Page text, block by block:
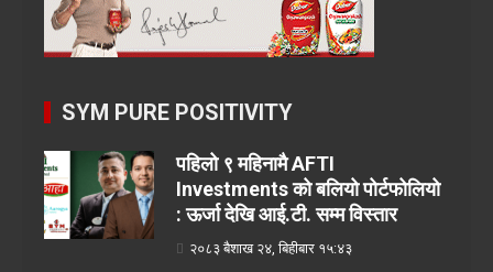
SYM PURE POSITIVITY
पहिलो ९ महिनामै AFTI
Investments को बलियो पोर्टफोलियो
: ऊर्जा देखि आई.टी. सम्म विस्तार
२०८३ बैशाख २४, बिहीबार १५:४३